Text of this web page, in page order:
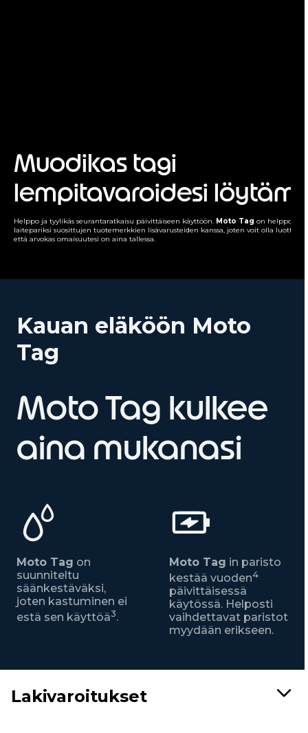
Muodikas tagi
lempitavaroidesi
Helppo ja tyylikäs seurantaratkaisu päivittäiseen käyttöön. Moto Tag on helppo
laitepariksi suosittujen tuotemerkkien lisävarusteiden kanssa, joten voit olla
että arvokas omaisuutesi on aina tallessa.
Kauan eläköön Moto
Tag
Moto Tag kulkee
aina mukanasi
Moto Tag on
suunniteltu
säänkestäväksi,
joten kastuminen ei
estä sen käyttöä3.
Moto Tag in paristo
kestää vuoden4
päivittäisessä
käytössä. Helposti
vaihdettavat paristot
myydään erikseen.
Lakivaroitukset